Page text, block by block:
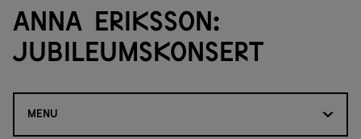
Anna Eriksson:
Jubileumskonsert
MENU